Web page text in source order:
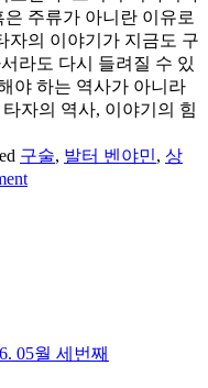
주류가 아니란 이유로
자의 이야기가 지금도 구
라도 다시 들려질 수 있
야 하는 역사가 아니라
자의 역사, 이야기의 힘
구술, 발터 벤야민, 상
on
기
05월 세번째